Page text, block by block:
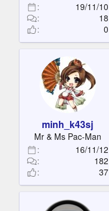
19/11/10
18
0
minh_k43sj
Mr & Ms Pac-Man
16/11/12
182
37